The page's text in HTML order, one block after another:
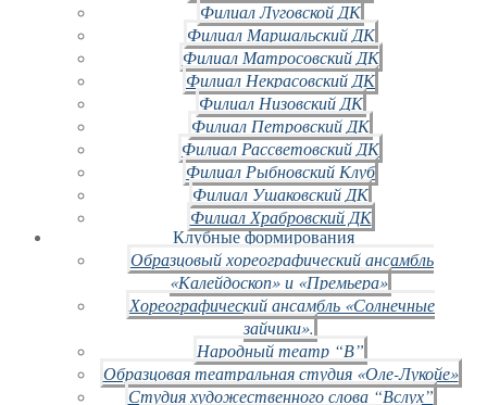
Филиал Луговской ДК
Филиал Маршальский ДК
Филиал Матросовский ДК
Филиал Некрасовский ДК
Филиал Низовский ДК
Филиал Петровский ДК
Филиал Рассветовский ДК
Филиал Рыбновский Клуб
Филиал Ушаковский ДК
Филиал Храбровский ДК
Клубные формирования
Образцовый хореографический ансамбль
«Калейдоскоп» и «Премьера»
Хореографический ансамбль «Солнечные
зайчики».
Народный театр “В”
Образцовая театральная студия «Оле-Лукойе»
Студия художественного слова “Вслух”